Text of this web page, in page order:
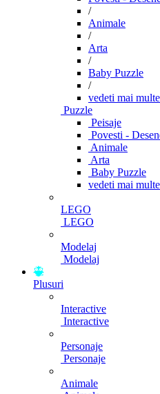
/
Animale
/
Arta
/
Baby Puzzle
/
vedeti mai
Puzzle
Peisaje
Povesti -
Animale
Arta
Baby Puzzle
vedeti mai
LEGO
LEGO
Modelaj
Modelaj
Plusuri
Interactive
Interactive
Personaje
Personaje
Animale